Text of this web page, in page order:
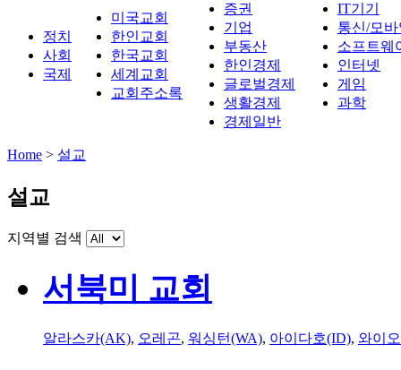
정치
사회
국제
미국교회
한인교회
한국교회
세계교회
교회주소록
증권
기업
부동산
한인경제
글로벌경제
생활경제
경제일반
IT기기
통신/모
소프트웨
인터넷
게임
과학
Home > 설교
설교
지역별 검색
서북미 교회
알라스카(AK), 오레곤, 워싱턴(WA), 아이다호(ID), 와이